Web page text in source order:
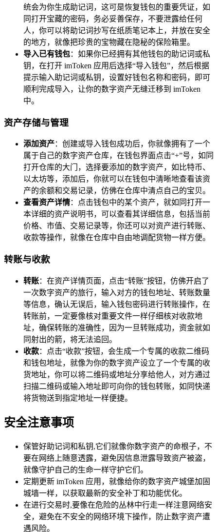
统会为你生成助记词，这可是恢复钱包的重要凭证，如
同打开宝藏的密码，务必妥善保存，不要泄露给任何
人，你可以将助记词抄写在纸质笔记本上，并放在安全
的地方，就像把珍贵的宝物藏在隐秘的保险箱里。
导入已有钱包：如果你已经拥有其他钱包的助记词或私
钥，在打开 imToken 应用后选择“导入钱包”，然后根据
提示输入助记词或私钥，设置好钱包名称和密码，即可
顺利完成导入，让你的数字资产无缝迁移到 imToken
中。
资产存储与管理
添加资产：创建或导入钱包成功后，你就像拥有了一个
属于自己的数字资产仓库，在钱包界面点击“+”号，如同
打开仓库的大门，选择要添加的数字资产，如比特币、
以太坊等，添加后，你就可以在钱包中清晰地查看该资
产的余额和交易记录，仿佛在仓库中清点自己的宝贝。
查看资产详情：点击钱包中的某个资产，就如同打开一
本详细的资产说明书，可以查看其详细信息，包括当前
价格、市值、交易记录等，你还可以对资产进行转账、
收款等操作，就像在仓库中自由地调配货物一样方便。
转账与收款
转账：在资产详情页面，点击“转账”按钮，仿佛开启了
一次数字资产的旅行，输入对方的钱包地址、转账数量
等信息，确认无误后，输入钱包密码进行转账操作，在
转账前，一定要像核对重要文件一样仔细核对收款地
址，确保转账的准确性，因为一旦转账成功，资金就如
同射出的箭，将无法追回。
收款：点击“收款”按钮，会生成一个专属的收款二维码
和钱包地址，就像为你的数字资产设立了一个专属的收
货地址，你可以将二维码或地址分享给他人，对方通过
扫描二维码或输入地址即可向你的钱包转账，如同快递
将货物送到指定地址一样便捷。
安全注意事项
保管好助记词和私钥,它们就像你数字资产的命根子，不
要在网络上随意透露，避免因信息泄露导致资产被盗，
就像守护自己的生命一样守护它们。
定期更新 imToken 应用，就像给你的数字资产城堡加固
城墙一样，以获取最新的安全补丁和功能优化。
在进行交易时,要像在危险的丛林中行走一样注意网络安
全，避免在不安全的网络环境下操作，防止数字资产遭
遇风险。